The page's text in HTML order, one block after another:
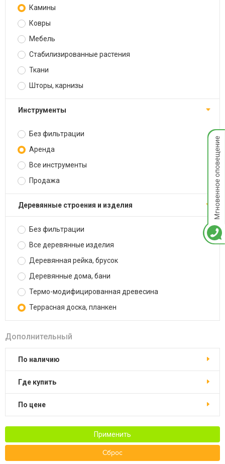
Камины
Ковры
Мебель
Стабилизированные растения
Ткани
Шторы, карнизы
Инструменты
Без фильтрации
Аренда
Все инструменты
Продажа
Деревянные строения и изделия
Без фильтрации
Все деревянные изделия
Деревянная рейка, брусок
Деревянные дома, бани
Термо-модифицированная древесина
Террасная доска, планкен
Дополнительный
По наличию
Где купить
По цене
Применить
Сброс